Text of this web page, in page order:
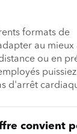
formats de
au mieux
ou en
d'arrêt
convient